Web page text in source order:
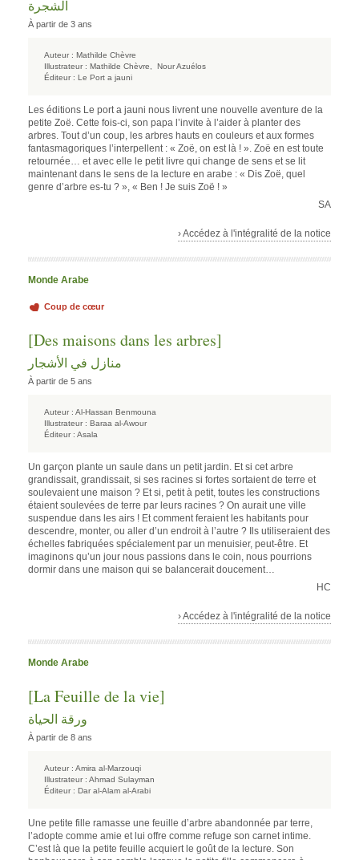
الشجرة
À partir de 3 ans
Auteur : Mathilde Chèvre
Illustrateur : Mathilde Chèvre,
Nour Azuélos
Éditeur : Le Port a jauni
Les éditions Le port a jauni nous livrent une nouvelle aventure de la
petite Zoë. Cette fois-ci, son papa l’invite à l’aider à planter des
arbres. Tout d’un coup, les arbres hauts en couleurs et aux formes
fantasmagoriques l’interpellent : « Zoë, on est là ! ». Zoë en est toute
retournée… et avec elle le petit livre qui change de sens et se lit
maintenant dans le sens de la lecture en arabe : « Dis Zoë, quel
genre d’arbre es-tu ? », « Ben ! Je suis Zoë ! »
SA
› Accédez à l'intégralité de la notice
Monde Arabe
Coup de cœur
[Des maisons dans les arbres]
منازل في الأشجار
À partir de 5 ans
Auteur : Al-Hassan Benmouna
Illustrateur : Baraa al-Awour
Éditeur : Asala
Un garçon plante un saule dans un petit jardin. Et si cet arbre
grandissait, grandissait, si ses racines si fortes sortaient de terre et
soulevaient une maison ? Et si, petit à petit, toutes les constructions
étaient soulevées de terre par leurs racines ? On aurait une ville
suspendue dans les airs ! Et comment feraient les habitants pour
descendre, monter, ou aller d’un endroit à l’autre ? Ils utiliseraient des
échelles fabriquées spécialement par un menuisier, peut-être. Et
imaginons qu’un jour nous passions dans le coin, nous pourrions
dormir dans une maison qui se balancerait doucement…
HC
› Accédez à l'intégralité de la notice
Monde Arabe
[La Feuille de la vie]
ورقة الحياة
À partir de 8 ans
Auteur : Amira al-Marzouqi
Illustrateur : Ahmad Sulayman
Éditeur : Dar al-Alam al-Arabi
Une petite fille ramasse une feuille d’arbre abandonnée par terre,
l’adopte comme amie et lui offre comme refuge son carnet intime.
C’est là que la petite feuille acquiert le goût de la lecture. Son